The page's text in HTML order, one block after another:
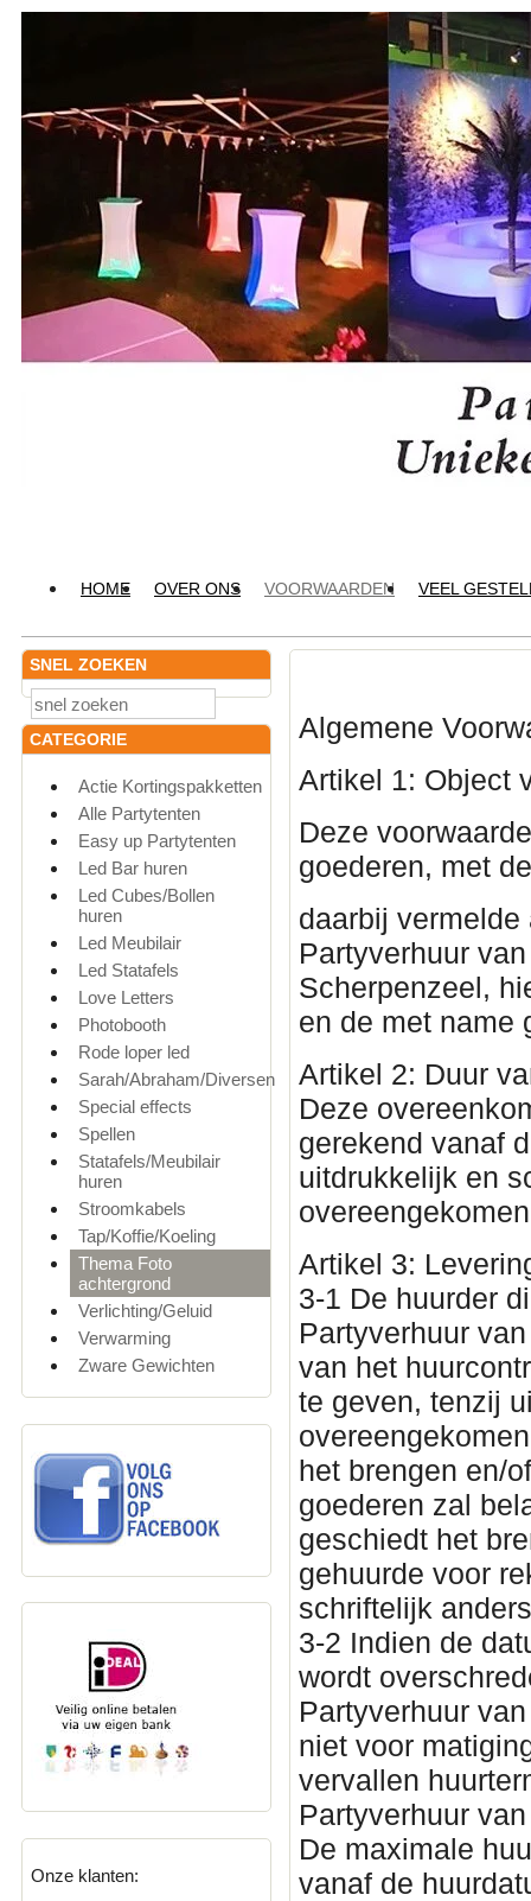
HOME OVER ONS VOORWAARDEN VEEL
SNEL ZOEKEN
CATEGORIE
Actie Kortingspakketten
Alle Partytenten
Easy up Partytenten
Led Bar huren
Led Cubes/Bollen
huren
Led Meubilair
Led Statafels
Love Letters
Photobooth
Rode loper led
Sarah/Abraham/Diversen
Special effects
Spellen
Statafels/Meubilair
huren
Stroomkabels
Tap/Koffie/Koeling
Thema Foto
achtergrond
Verlichting/Geluid
Verwarming
Zware Gewichten
Onze klanten:
Algemene
Artikel 1: Object
Deze
goederen, met de
daarbij
Partyverhuur
Scherpenzeel,
en de met name
Artikel 2: Duur
Deze
gerekend vanaf
uitdrukkelijk en
Artikel 3:
3-1 De huurder
Partyverhuur
van het
te geven, tenzij
het brengen en/
goederen zal
geschiedt het
gehuurde voor
schriftelijk
3-2 Indien de
wordt
Partyverhuur
niet voor
vervallen
Partyverhuur
De maximale
vanaf de